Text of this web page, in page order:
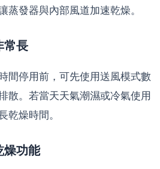
蒸發器與內部風道加速乾燥。
常長
間停用前，可先使用送風模式數
散。若當天天氣潮濕或冷氣使用
乾燥時間。
燥功能